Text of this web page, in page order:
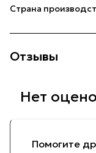
Страна
Отзывы
Помогите
Нет